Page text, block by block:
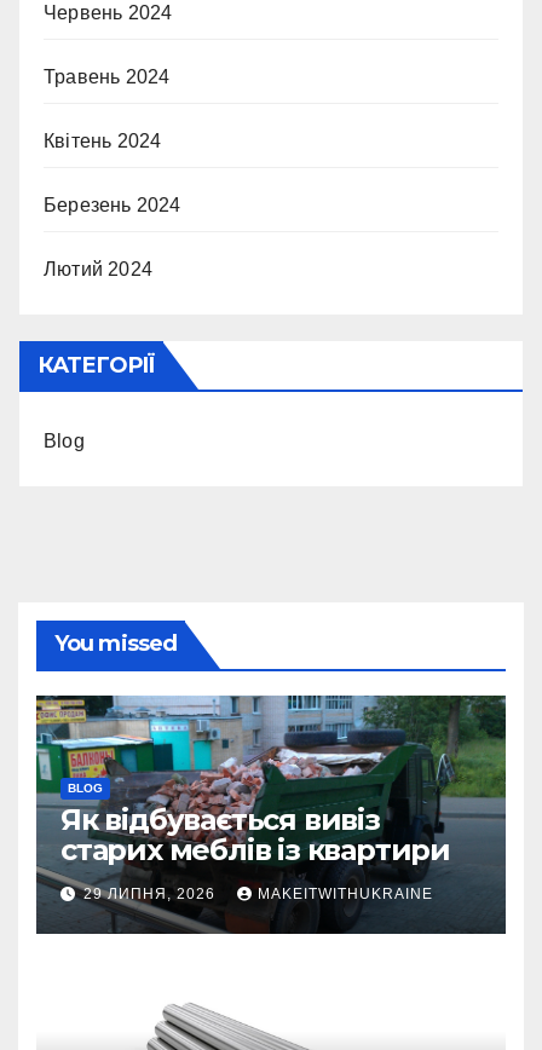
Червень 2024
Травень 2024
Квітень 2024
Березень 2024
Лютий 2024
КАТЕГОРІЇ
Blog
You missed
BLOG
Як відбувається вивіз
старих меблів із квартири
29 ЛИПНЯ, 2026 MAKEITWITHUKRAINE